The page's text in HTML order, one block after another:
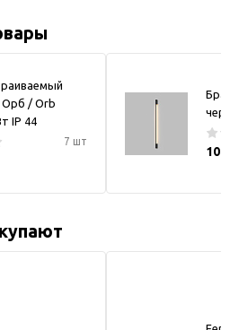
Орб / Orb
IP 44
7 шт
Бра
10